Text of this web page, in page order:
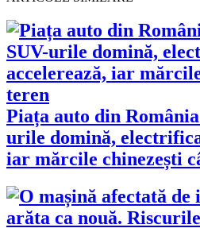
Piața auto din
urile domină,
iar mărcile chinezești